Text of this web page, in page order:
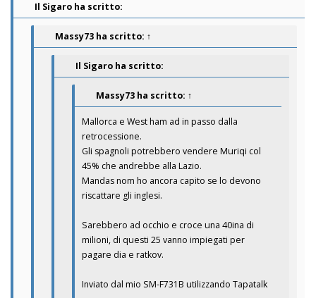
Il Sigaro ha scritto:
Massy73 ha scritto: ↑
Il Sigaro ha scritto:
Massy73 ha scritto: ↑
Mallorca e West ham ad in passo dalla
retrocessione.
Gli spagnoli potrebbero vendere Muriqi col
45% che andrebbe alla Lazio.
Mandas nom ho ancora capito se lo devono
riscattare gli inglesi.
Sarebbero ad occhio e croce una 40ina di
milioni, di questi 25 vanno impiegati per
pagare dia e ratkov.
Inviato dal mio SM-F731B utilizzando Tapatalk